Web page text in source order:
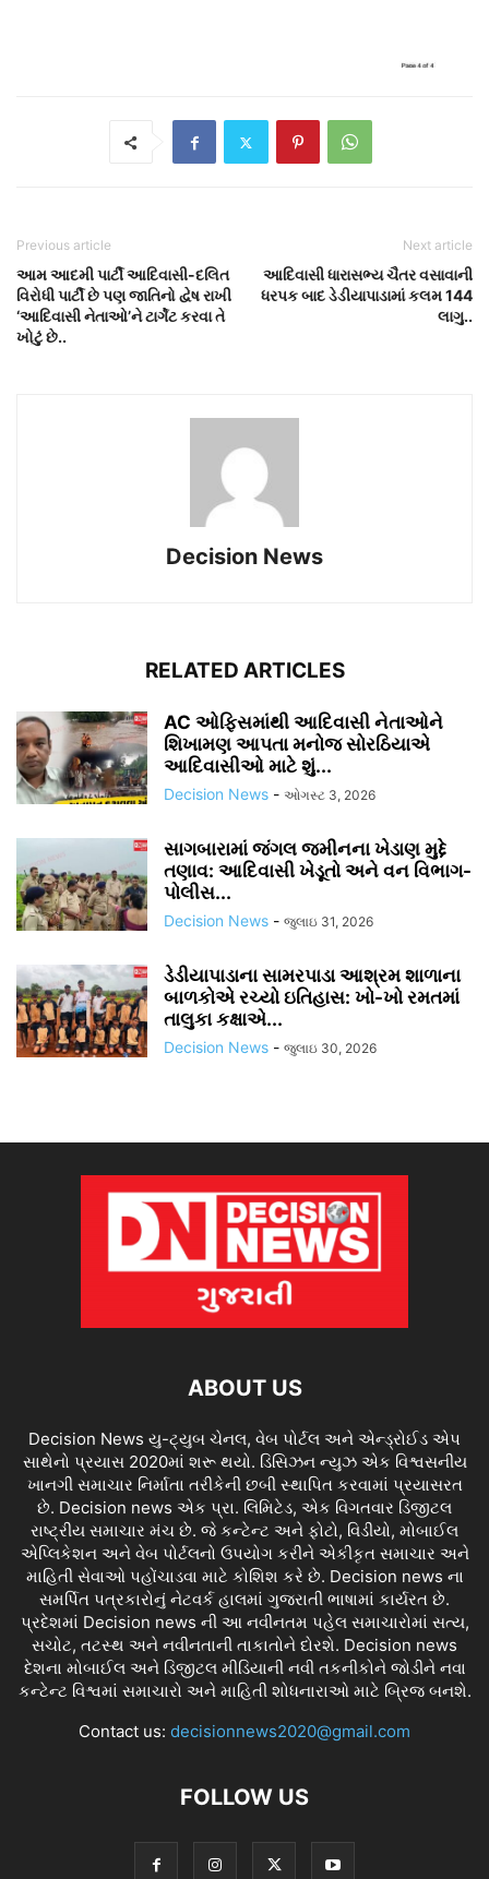
Previous article
આમ આદમી પાર્ટી આદિવાસી-દલિત
વિરોધી પાર્ટી છે પણ જાતિનો દ્વેષ રાખી
‘આદિવાસી નેતાઓ’ને ટાર્ગેટ કરવા તે
ખોટું છે..
Next article
આદિવાસી ધારાસભ્ય ચૈતર વસાવાની
ધરપક બાદ ડેડીયાપાડામાં કલમ 144
લાગુ..
Decision News
RELATED ARTICLES
AC ઓફિસમાંથી આદિવાસી નેતાઓને
શિખામણ આપતા મનોજ સોરઠિયાએ
આદિવાસીઓ માટે શું...
Decision News - ઓગસ્ટ 3, 2026
સાગબારામાં જંગલ જમીનના ખેડાણ મુદ્દે
તણાવ: આદિવાસી ખેડૂતો અને વન વિભાગ-
પોલીસ...
Decision News - જુલાઇ 31, 2026
ડેડીયાપાડાના સામરપાડા આશ્રમ શાળાના
બાળકોએ રચ્યો ઇતિહાસ: ખો-ખો રમતમાં
તાલુકા કક્ષાએ...
Decision News - જુલાઇ 30, 2026
ABOUT US
Decision News યુ-ટ્યુબ ચેનલ, વેબ પોર્ટલ અને એન્ડ્રોઈડ એપ
સાથેનો પ્રયાસ 2020માં શરૂ થયો. ડિસિઝન ન્યુઝ એક વિશ્વસનીય
ખાનગી સમાચાર નિર્માતા તરીકેની છબી સ્થાપિત કરવામાં પ્રયાસરત
છે. Decision news એક પ્રા. લિમિટેડ, એક વિગતવાર ડિજીટલ
રાષ્ટ્રીય સમાચાર મંચ છે. જે કન્ટેન્ટ અને ફોટો, વિડીયો, મોબાઈલ
એપ્લિકેશન અને વેબ પોર્ટલનો ઉપયોગ કરીને એકીકૃત સમાચાર અને
માહિતી સેવાઓ પહોંચાડવા માટે કોશિશ કરે છે. Decision news ના
સમર્પિત પત્રકારોનું નેટવર્ક હાલમાં ગુજરાતી ભાષામાં કાર્યરત છે.
પ્રદેશમાં Decision news ની આ નવીનતમ પહેલ સમાચારોમાં સત્ય,
સચોટ, તટસ્થ અને નવીનતાની તાકાતોને દોરશે. Decision news
દેશના મોબાઈલ અને ડિજીટલ મીડિયાની નવી તકનીકોને જોડીને નવા
કન્ટેન્ટ વિશ્વમાં સમાચારો અને માહિતી શોધનારાઓ માટે બ્રિજ બનશે.
Contact us: decisionnews2020@gmail.com
FOLLOW US